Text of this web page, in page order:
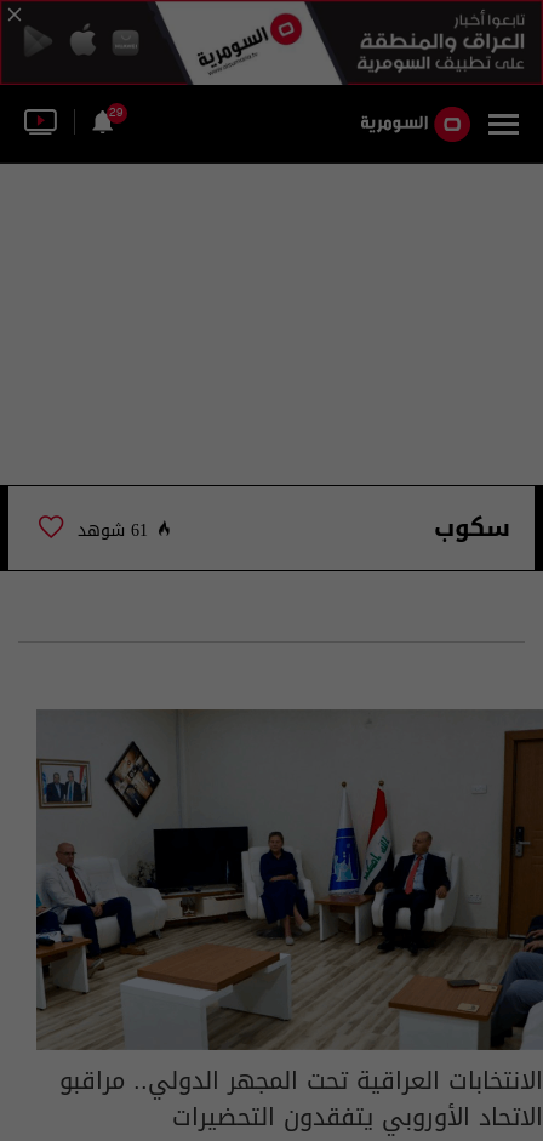
29
سكوب 61 شوهد
الانتخابات العراقية تحت المجهر الدولي.. مراقبو
الاتحاد الأوروبي يتفقدون التحضيرات